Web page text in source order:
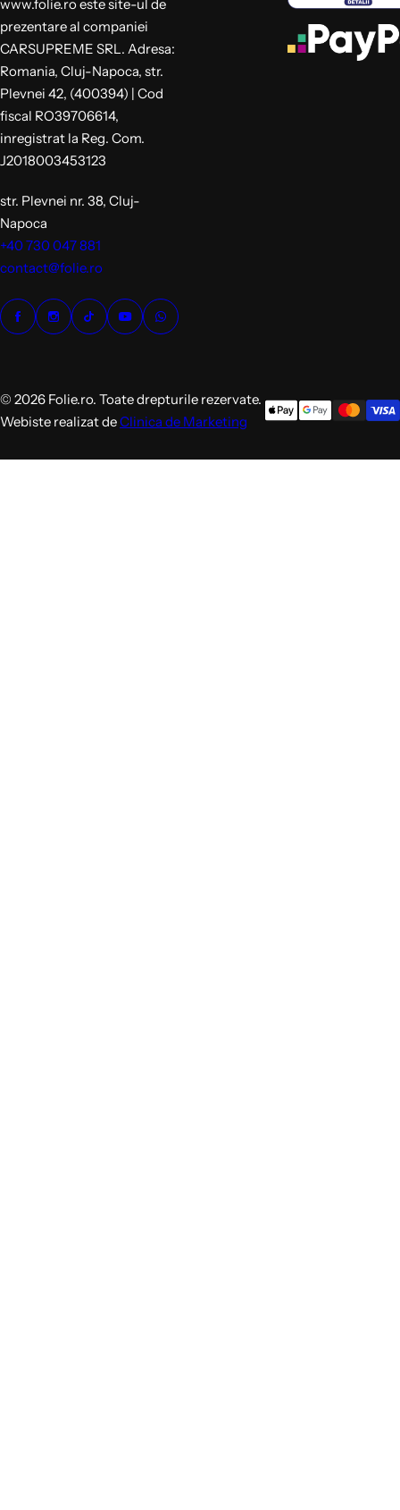
www.folie.ro este site-ul de
prezentare al companiei
CARSUPREME SRL. Adresa:
Romania, Cluj-Napoca, str.
Plevnei 42, (400394) | Cod
fiscal RO39706614,
inregistrat la Reg. Com.
J2018003453123
str. Plevnei nr. 38, Cluj-
Napoca
+40 730 047 881
contact@folie.ro
© 2026 Folie.ro. Toate drepturile rezervate.
Webiste realizat deClinica de Marketing